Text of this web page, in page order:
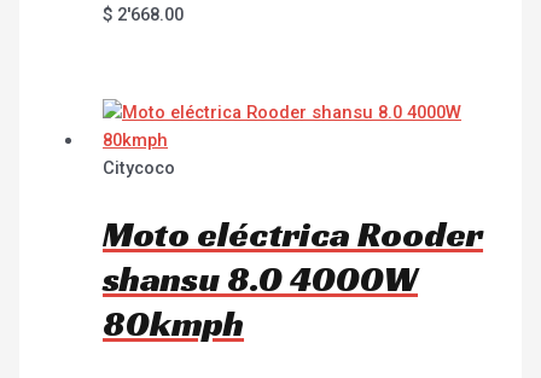
$ 2'668.00
Citycoco
Moto eléctrica Rooder
shansu 8.0 4000W
80kmph